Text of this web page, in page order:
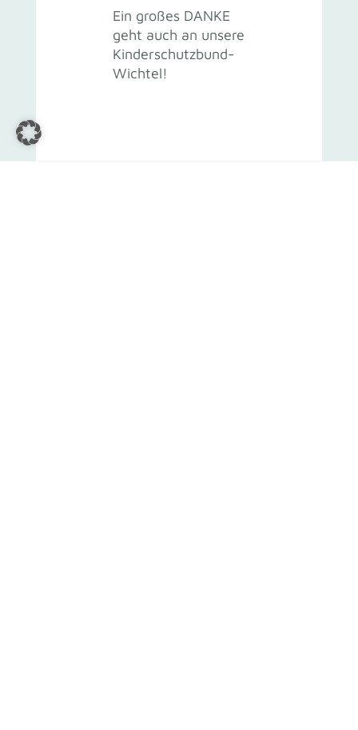
Ein großes DANKE
geht auch an unsere
Kinderschutzbund-
Wichtel!